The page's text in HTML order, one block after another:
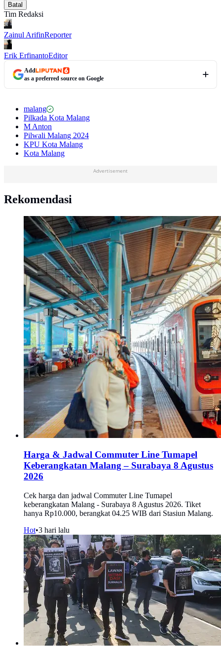
Batal
Tim Redaksi
Zainul ArifinReporter
Erik ErfinantoEditor
Add
as a preferred source on Google
malang
Pilkada Kota Malang
M Anton
Pilwali Malang 2024
KPU Kota Malang
Kota Malang
Advertisement
Rekomendasi
Harga & Jadwal Commuter Line Tumapel
Keberangkatan Malang – Surabaya 8 Agustus
2026
Cek harga dan jadwal Commuter Line Tumapel
keberangkatan Malang - Surabaya 8 Agustus 2026. Tiket
hanya Rp10.000, berangkat 04.25 WIB dari Stasiun Malang.
Hot•3 hari lalu